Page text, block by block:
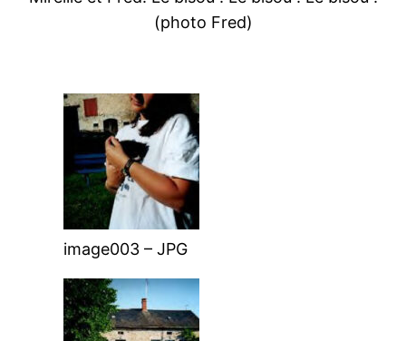
(photo Fred)
image003 – JPG